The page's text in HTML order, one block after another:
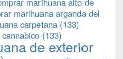
marihuana arganda del
carpetana (133)
(133)
de exterior